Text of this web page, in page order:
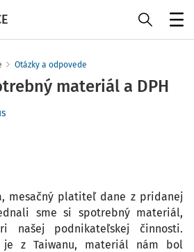
Otázky a odpovede
materiál a DPH
mesačný platiteľ dane z pridanej
sme si spotrebný materiál,
našej podnikateľskej činnosti.
je z Taiwanu, materiál nám bol